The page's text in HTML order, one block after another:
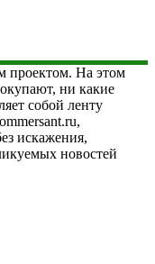
проектом. На этом
ни какие
собой ленту
искажения,
новостей